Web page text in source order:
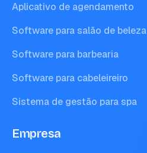
Aplicativo de agendamento
Software para salão de beleza
Software para barbearia
Software para cabeleireiro
Sistema de gestão para spa
Empresa